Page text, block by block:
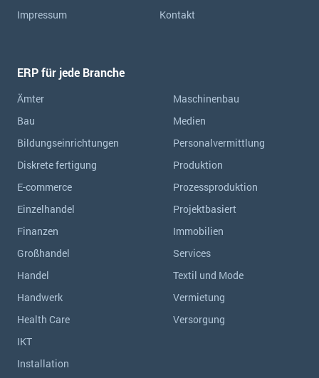
Impressum
Kontakt
ERP für jede Branche
Ämter
Bau
Bildungseinrichtungen
Diskrete fertigung
E-commerce
Einzelhandel
Finanzen
Großhandel
Handel
Handwerk
Health Care
IKT
Installation
Maschinenbau
Medien
Personalvermittlung
Produktion
Prozessproduktion
Projektbasiert
Immobilien
Services
Textil und Mode
Vermietung
Versorgung